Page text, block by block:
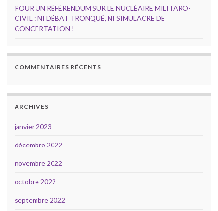
POUR UN RÉFÉRENDUM SUR LE NUCLÉAIRE MILITARO-
CIVIL : NI DÉBAT TRONQUÉ, NI SIMULACRE DE
CONCERTATION !
COMMENTAIRES RÉCENTS
ARCHIVES
janvier 2023
décembre 2022
novembre 2022
octobre 2022
septembre 2022